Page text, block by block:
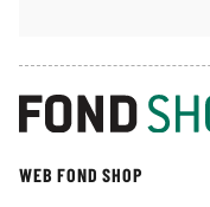
WEB FOND SHOP